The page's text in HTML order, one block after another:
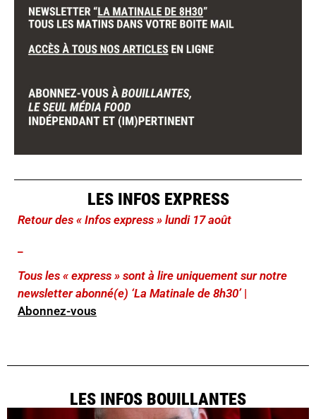
LES INFOS EXPRESS
Retour des « Infos express » lundi 17 août
Tous les « express » sont à lire uniquement sur notre
newsletter abonné(e) ‘La Matinale de 8h30’ |
Abonnez-vous
LES INFOS BOUILLANTES